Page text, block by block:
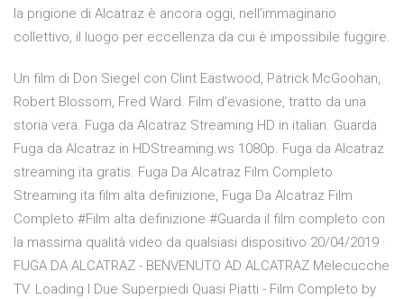
la prigione di Alcatraz è ancora oggi, nell’immaginario
collettivo, il luogo per eccellenza da cui è impossibile fuggire.
Un film di Don Siegel con Clint Eastwood, Patrick McGoohan,
Robert Blossom, Fred Ward. Film d'evasione, tratto da una
storia vera. Fuga da Alcatraz Streaming HD in italian. Guarda
Fuga da Alcatraz in HDStreaming.ws 1080p. Fuga da Alcatraz
streaming ita gratis. Fuga Da Alcatraz Film Completo
Streaming ita film alta definizione, Fuga Da Alcatraz Film
Completo #Film alta definizione #Guarda il film completo con
la massima qualità video da qualsiasi dispositivo 20/04/2019 ·
FUGA DA ALCATRAZ - BENVENUTO AD ALCATRAZ Melecucche
TV. Loading I Due Superpiedi Quasi Piatti - Film Completo by